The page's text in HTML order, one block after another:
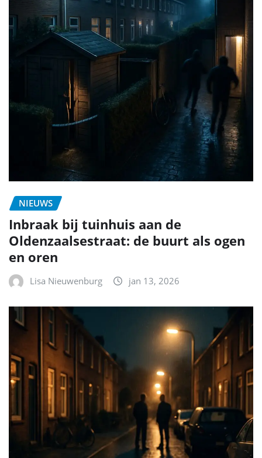
NIEUWS
Inbraak bij tuinhuis aan de
Oldenzaalsestraat: de buurt als ogen
en oren
Lisa Nieuwenburg jan 13, 2026